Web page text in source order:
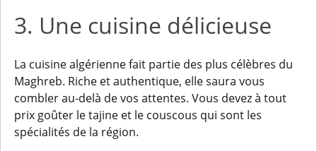
3. Une cuisine délicieuse
La cuisine algérienne fait partie des plus célèbres du
Maghreb. Riche et authentique, elle saura vous
combler au-delà de vos attentes. Vous devez à tout
prix goûter le tajine et le couscous qui sont les
spécialités de la région.